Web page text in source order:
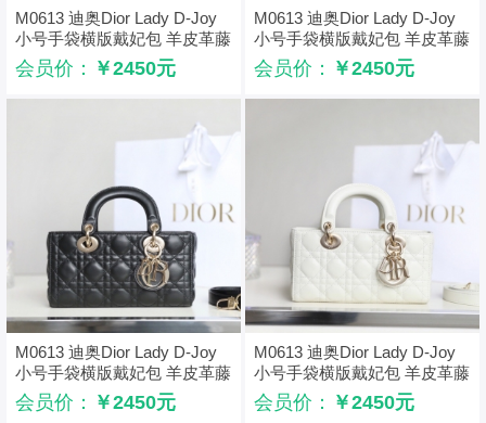
M0613 迪奥Dior Lady D-Joy
小号手袋横版戴妃包 羊皮革藤
格纹 蓝色
会员价： ￥2450元
M0613 迪奥Dior Lady D-Joy
小号手袋横版戴妃包 羊皮革藤
格纹 杏色
会员价： ￥2450元
M0613 迪奥Dior Lady D-Joy
小号手袋横版戴妃包 羊皮革藤
格纹 黑色
会员价： ￥2450元
M0613 迪奥Dior Lady D-Joy
小号手袋横版戴妃包 羊皮革藤
格纹 奶白色
会员价： ￥2450元